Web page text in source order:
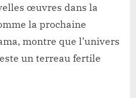
œuvres dans la
la prochaine
montre que l’univers
un terreau fertile